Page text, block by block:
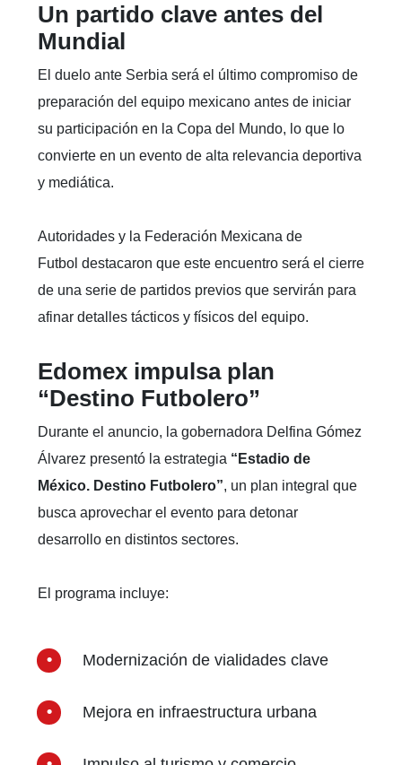
Un partido clave antes del
Mundial
El duelo ante Serbia será el último compromiso de
preparación del equipo mexicano antes de iniciar
su participación en la Copa del Mundo, lo que lo
convierte en un evento de alta relevancia deportiva
y mediática.
Autoridades y la Federación Mexicana de
Futbol destacaron que este encuentro será el cierre
de una serie de partidos previos que servirán para
afinar detalles tácticos y físicos del equipo.
Edomex impulsa plan
“Destino Futbolero”
Durante el anuncio, la gobernadora Delfina Gómez
Álvarez presentó la estrategia “Estadio de
México. Destino Futbolero”, un plan integral que
busca aprovechar el evento para detonar
desarrollo en distintos sectores.
El programa incluye:
Modernización de vialidades clave
Mejora en infraestructura urbana